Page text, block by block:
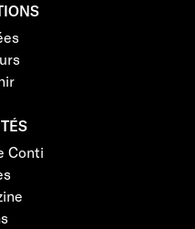
Conti